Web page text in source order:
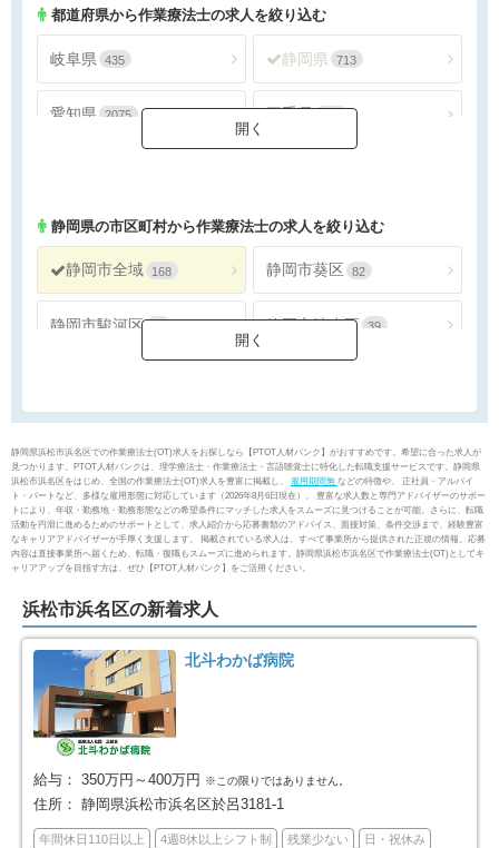
都道府県から作業療法士の求人を絞り込む
岐阜県 435 静岡県 713
愛知県 2075 三重県
静岡県の市区町村から作業療法士の求人を絞り込む
静岡市全域 168 静岡市葵区 82
静岡市駿河区 静岡市清水区 39
三島市 19 富士宮市 40
伊東市 27 島田市 6
富士市 59
焼津市 17 掛川市
藤枝市 22
静岡県浜松市浜名区での作業療法士(OT)求人をお探しなら【PTOT人材バンク】がおすすめです。希望に合った求人が
見つかります。PTOT人材バンクは、理学療法士・作業療法士・言語聴覚士に特化した転職支援サービスです。静岡県
浜松市浜名区をはじめ、全国の作業療法士(OT)求人を豊富に掲載し、
雇用期間無 などの特徴や、 正社員・アルバイ
ト・パートなど、多様な雇用形態に対応しています（2026年8月6日現在）。 豊富な求人数と専門アドバイザーのサポー
トにより、年収・勤務地・勤務形態などの希望条件にマッチした求人をスムーズに見つけることが可能。さらに、転職
活動を円滑に進めるためのサポートとして、求人紹介から応募書類のアドバイス、面接対策、条件交渉まで、経験豊富
なキャリアアドバイザーが手厚く支援します。 掲載されている求人は、すべて事業所から提供された正規の情報。応募
内容は直接事業所へ届くため、転職・復職もスムーズに進められます。静岡県浜松市浜名区で作業療法士(OT)としてキ
ャリアアップを目指す方は、ぜひ【PTOT人材バンク】をご活用ください。
浜松市浜名区の新着求人
北斗わかば病院
給与： 350万円～400万円 ※この限りではありません。
住所： 静岡県浜松市浜名区於呂3181-1
年間休日110日以上 4週8休以上シフト制 残業少ない 日・祝休み